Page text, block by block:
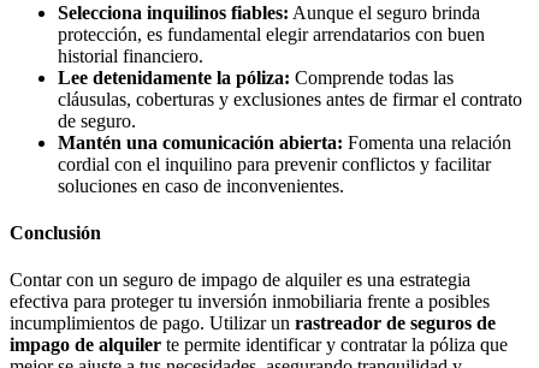
Selecciona inquilinos fiables: Aunque el seguro brinda
protección, es fundamental elegir arrendatarios con buen
historial financiero.
Lee detenidamente la póliza: Comprende todas las
cláusulas, coberturas y exclusiones antes de firmar el contrato
de seguro.
Mantén una comunicación abierta: Fomenta una relación
cordial con el inquilino para prevenir conflictos y facilitar
soluciones en caso de inconvenientes.
Conclusión
Contar con un seguro de impago de alquiler es una estrategia
efectiva para proteger tu inversión inmobiliaria frente a posibles
incumplimientos de pago. Utilizar un rastreador de seguros de
impago de alquiler te permite identificar y contratar la póliza que